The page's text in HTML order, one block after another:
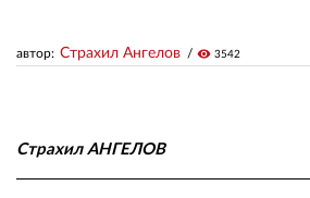
автор: Страхил Ангелов visibility 3542
Страхил АНГЕЛОВ